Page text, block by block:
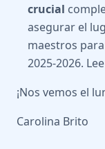
crucial
asegurar el
maestros
2025-2026.
¡Nos vemos el
Carolina Brito